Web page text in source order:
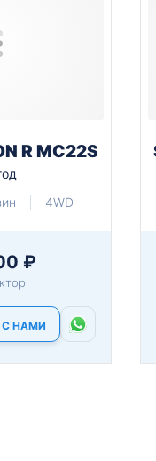
R MC22S
4WD
₽
С НАМИ